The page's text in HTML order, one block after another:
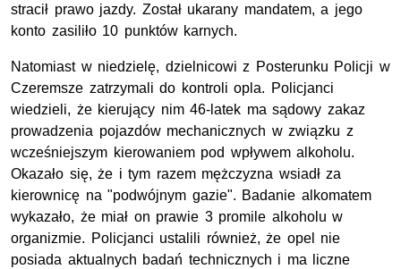
stracił prawo jazdy. Został ukarany mandatem, a jego
konto zasiliło 10 punktów karnych.
Natomiast w niedzielę, dzielnicowi z Posterunku Policji w
Czeremsze zatrzymali do kontroli opla. Policjanci
wiedzieli, że kierujący nim 46-latek ma sądowy zakaz
prowadzenia pojazdów mechanicznych w związku z
wcześniejszym kierowaniem pod wpływem alkoholu.
Okazało się, że i tym razem mężczyzna wsiadł za
kierownicę na "podwójnym gazie". Badanie alkomatem
wykazało, że miał on prawie 3 promile alkoholu w
organizmie. Policjanci ustalili również, że opel nie
posiada aktualnych badań technicznych i ma liczne